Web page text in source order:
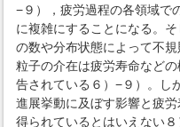
−９），疲労過程の各領域で
に複雑にすることになる。
の数や分布状態によって不
粒子の介在は疲労寿命など
告されている６）−９）。し
進展挙動に及ぼす影響と疲
得られているとはいえない８